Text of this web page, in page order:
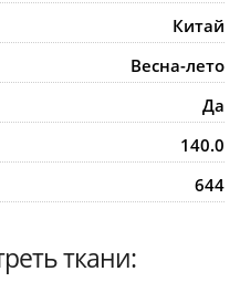
Китай
Весна-лето
Да
140.0
644
ткани: